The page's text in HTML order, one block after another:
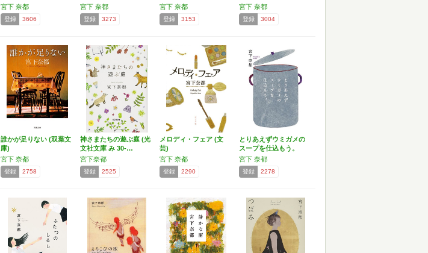
宮下 奈都
登録 3606
宮下 奈都
登録 3273
宮下 奈都
登録 3153
宮下 奈都
登録 3004
誰かが足りない (双葉文
庫)
宮下 奈都
登録 2758
神さまたちの遊ぶ庭 (光
文社文庫 み 30-…
宮下奈都
登録 2525
メロディ・フェア (文
芸)
宮下 奈都
登録 2290
とりあえずウミガメの
スープを仕込もう。
宮下 奈都
登録 2278